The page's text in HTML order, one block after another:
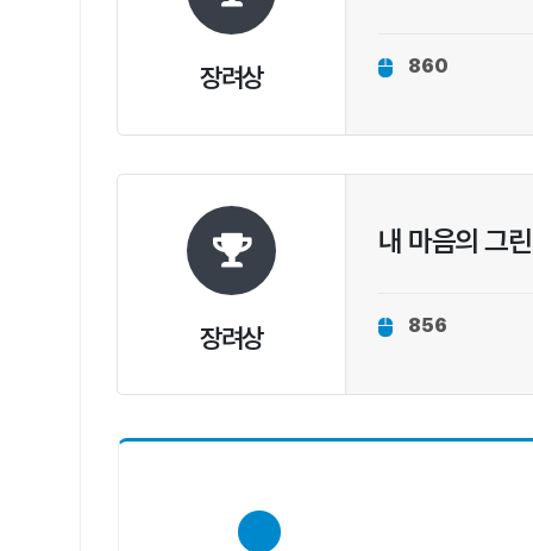
장려상 860
장려상
내 마음의 그
856